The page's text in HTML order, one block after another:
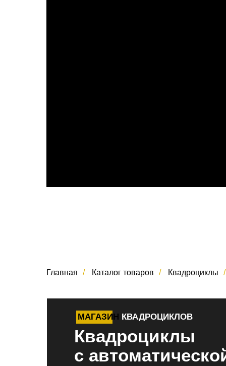
Главная / Каталог товаров / Квадроциклы /
Квадроциклы
с
МАГАЗИН КВАДРОЦИКЛОВ